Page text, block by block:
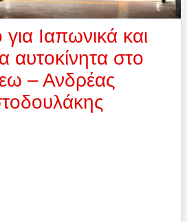
για Ιαπωνικά και
αυτοκίνητα στο
– Ανδρέας